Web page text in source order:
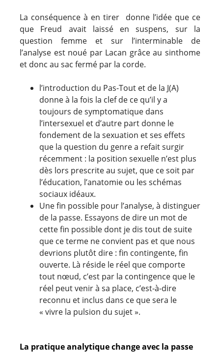
La conséquence à en tirer donne l’idée que ce
que Freud avait laissé en suspens, sur la
question femme et sur l’interminable de
l’analyse est noué par Lacan grâce au sinthome
et donc au sac fermé par la corde.
l’introduction du Pas-Tout et de la J(A)
donne à la fois la clef de ce qu’il y a
toujours de symptomatique dans
l’intersexuel et d’autre part donne le
fondement de la sexuation et ses effets
que la question du genre a refait surgir
récemment : la position sexuelle n’est plus
dès lors prescrite au sujet, que ce soit par
l’éducation, l’anatomie ou les schémas
sociaux idéaux.
Une fin possible pour l’analyse, à distinguer
de la passe. Essayons de dire un mot de
cette fin possible dont je dis tout de suite
que ce terme ne convient pas et que nous
devrions plutôt dire : fin contingente, fin
ouverte. Là réside le réel que comporte
tout nœud, c’est par la contingence que le
réel peut venir à sa place, c’est-à-dire
reconnu et inclus dans ce que sera le
« vivre la pulsion du sujet ».
La pratique analytique change avec la passe